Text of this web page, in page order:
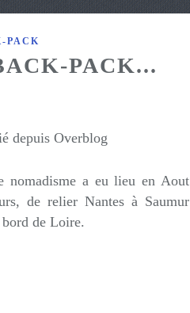
PACK
PACK...
depuis Overblog
nomadisme a eu lieu en Aout
de relier Nantes à Saumur
de Loire.